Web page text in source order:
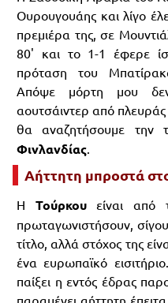
Ουρουγουάης και λίγο
πρεμιέρα της, σε
80' και το 1-1 έφερε
πρόταση του
Απόψε μόρτη μου
αουτσάιντερ από
θα αναζητήσουμε την
Φινλανδίας.
Αήττητη μπροστά
Η Τούρκουείναι από
πρωταγωνιστήσουν,
τίτλο, αλλά στόχος της
ένα ευρωπαϊκό
παίξει η εντός έδρας
παραμένει αήττητη